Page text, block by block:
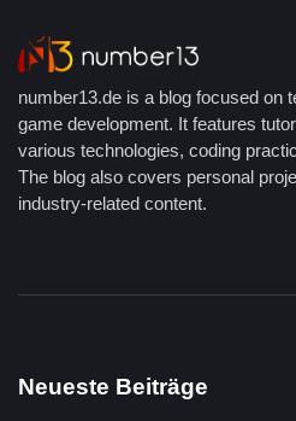
number13.de is a blog focused on
game development. It features
various technologies, coding
The blog also covers personal
industry-related content.
Neueste Beiträge